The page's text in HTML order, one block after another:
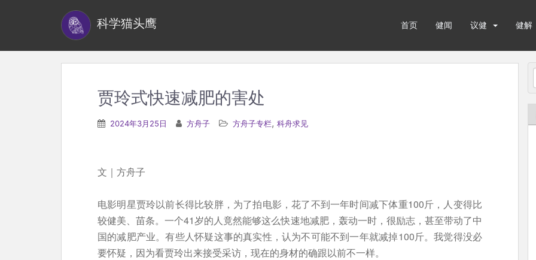
科学猫头鹰 首页 健闻 议健 健解
贾玲式快速减肥的害处
2024年3月25日 方舟子 方舟子专栏, 科舟求见
文｜方舟子
电影明星贾玲以前长得比较胖，为了拍电影，花了不到一年时间减下体重100斤，人变得比
较健美、苗条。一个41岁的人竟然能够这么快速地减肥，轰动一时，很励志，甚至带动了中
国的减肥产业。有些人怀疑这事的真实性，认为不可能不到一年就减掉100斤。我觉得没必
要怀疑，因为看贾玲出来接受采访，现在的身材的确跟以前不一样。